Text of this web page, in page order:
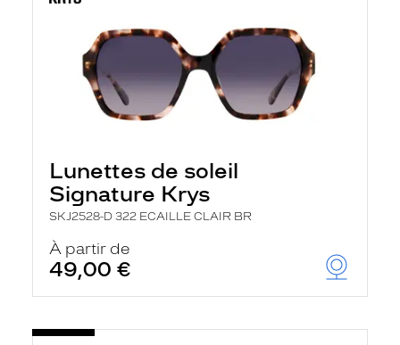
Lunettes de soleil
Signature Krys
SKJ2528-D 322 ECAILLE CLAIR BR
À partir de
49,00 €